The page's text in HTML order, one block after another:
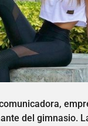
del gimnasio.